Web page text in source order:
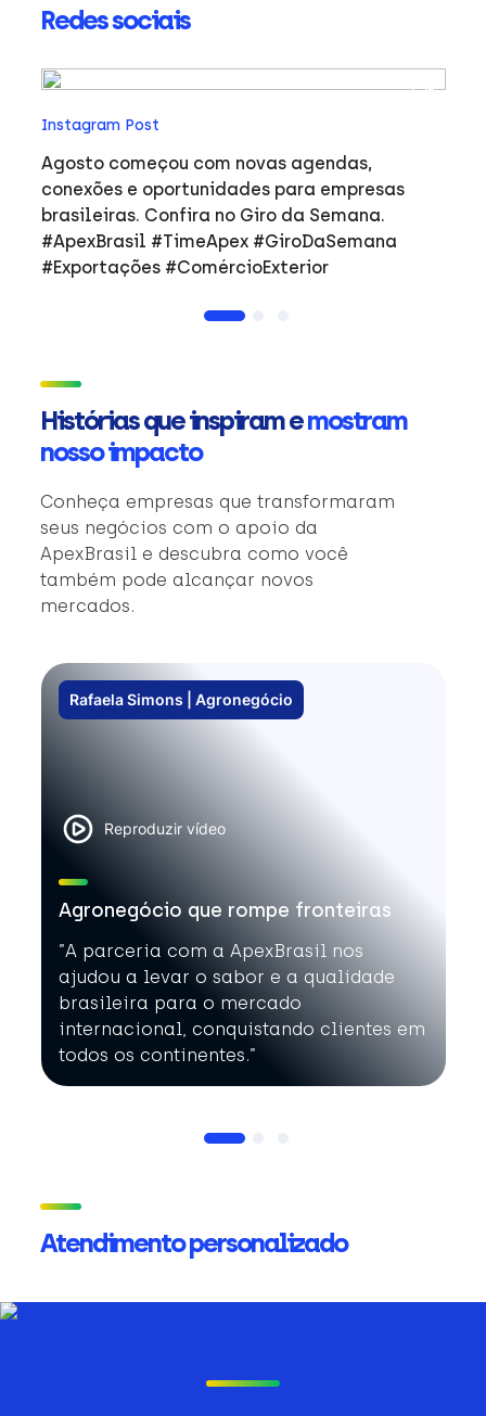
Redes sociais
Instagram Post
Agosto começou com novas agendas,
conexões e oportunidades para empresas
brasileiras. Confira no Giro da Semana.
#ApexBrasil #TimeApex #GiroDaSemana
#Exportações #ComércioExterior
Histórias que inspiram emostram
nosso impacto
Conheça empresas que transformaram
seus negócios com o apoio da
ApexBrasil e descubra como você
também pode alcançar novos
mercados.
Rafaela Simons | Agronegócio
Reproduzir vídeo
Agronegócio que rompe fronteiras
”A parceria com a ApexBrasil nos
ajudou a levar o sabor e a qualidade
brasileira para o mercado
internacional, conquistando clientes em
todos os continentes.”
Atendimento personalizado